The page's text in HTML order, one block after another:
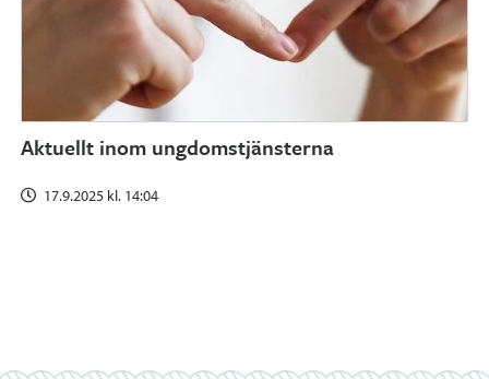
Aktuellt inom ungdomstjänsterna
17.9.2025 kl. 14:04